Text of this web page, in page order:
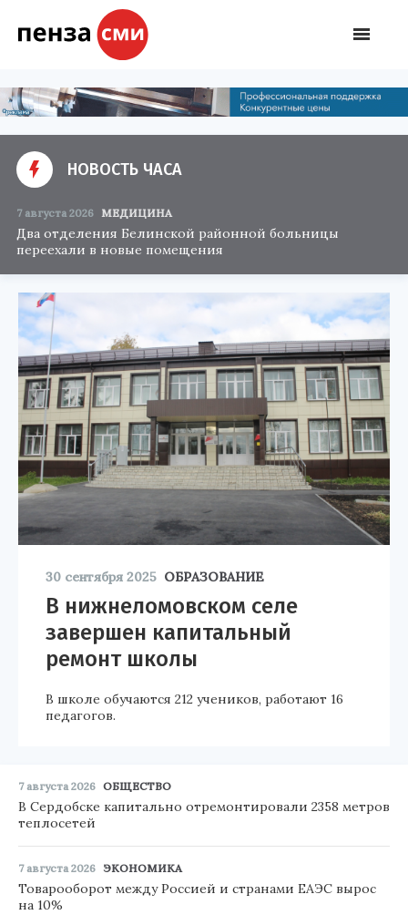
НОВОСТЬ ЧАСА
7 августа 2026 МЕДИЦИНА
Два отделения Белинской районной больницы
переехали в новые помещения
30 сентября 2025 ОБРАЗОВАНИЕ
В нижнеломовском селе
завершен капитальный
ремонт школы
В школе обучаются 212 учеников, работают 16
педагогов.
7 августа 2026 ОБЩЕСТВО
В Сердобске капитально отремонтировали 2358 метров
теплосетей
7 августа 2026 ЭКОНОМИКА
Товарооборот между Россией и странами ЕАЭС вырос
на 10%